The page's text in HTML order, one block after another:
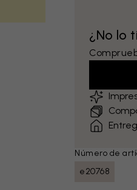
¿No lo
Número de
e20768